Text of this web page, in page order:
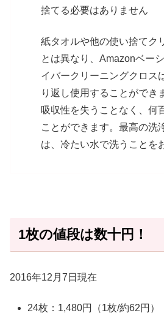
捨てる必要はありません
紙タオルや他の使い捨てク
とは異なり、Amazonベー
イバークリーニングクロス
り返し使用することができ
吸収性を失うことなく、何
ことができます。最高の洗
は、冷たい水で洗うことを
1枚の値段は数十円！
2016年12月7日現在
24枚：1,480円（1枚/約62円）